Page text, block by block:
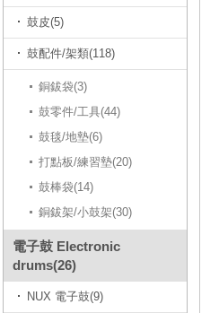
鼓皮(5)
鼓配件/架類(118)
銅鈸袋(3)
鼓零件/工具(44)
鼓毯/地墊(6)
打點板/練習墊(20)
鼓棒袋(14)
銅鈸架/小鼓架(30)
電子鼓 Electronic
drums(26)
NUX 電子鼓(9)